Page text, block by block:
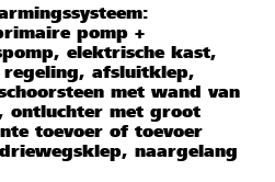
pomp +
elektrische kast,
regeling, afsluitklep,
met wand van
ontluchter met groot
toevoer of toevoer
naargelang